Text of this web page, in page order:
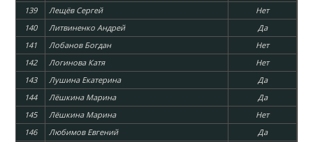
139
Лещёв Сергей
Нет
140
Литвиненко Андрей
Да
141
Лобанов Богдан
Нет
142
Логинова Катя
Нет
143
Лушина Екатерина
Да
144
Лёшкина Марина
Да
145
Лёшкина Марина
Нет
146
Любимов Евгений
Да